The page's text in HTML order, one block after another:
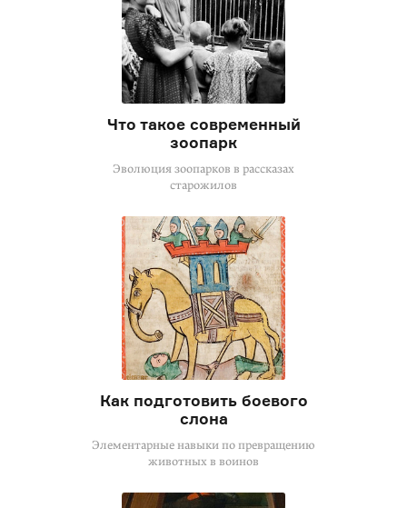
Что такое современный
зоопарк
Эволюция зоопарков в рассказах
старожилов
Как подготовить боевого
слона
Элементарные навыки по превращению
животных в воинов